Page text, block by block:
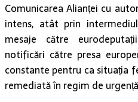
Comunicarea Alianței cu
intens, atât prin
mesaje către
notificări către presa
constante pentru ca situația
remediată în regim de